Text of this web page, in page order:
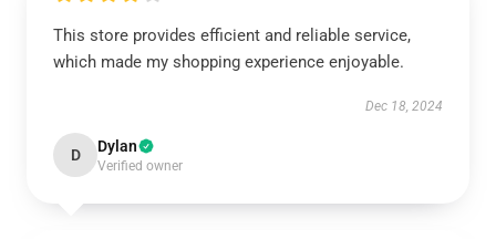
This store provides efficient and reliable service,
which made my shopping experience enjoyable.
Dec 18, 2024
D Dylan
Verified owner